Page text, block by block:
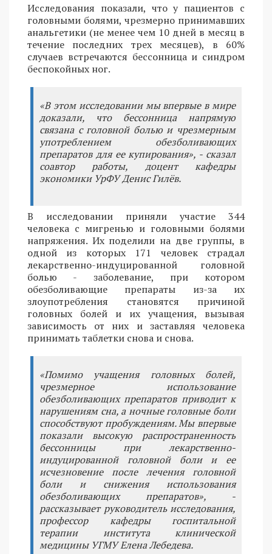
Исследования показали, что у пациентов с
головными болями, чрезмерно принимавших
анальгетики (не менее чем 10 дней в месяц в
течение последних трех месяцев), в 60%
случаев встречаются бессонница и синдром
беспокойных ног.
«В этом исследовании мы впервые в мире
доказали, что бессонница напрямую
связана с головной болью и чрезмерным
употреблением обезболивающих
препаратов для ее купирования», - сказал
соавтор работы, доцент кафедры
экономики УрФУ Денис Гилёв.
В исследовании приняли участие 344
человека с мигренью и головными болями
напряжения. Их поделили на две группы, в
одной из которых 171 человек страдал
лекарственно-индуцированной головной
болью - заболевание, при котором
обезболивающие препараты из-за их
злоупотребления становятся причиной
головных болей и их учащения, вызывая
зависимость от них и заставляя человека
принимать таблетки снова и снова.
«Помимо учащения головных болей,
чрезмерное использование
обезболивающих препаратов приводит к
нарушениям сна, а ночные головные боли
способствуют пробуждениям. Мы впервые
показали высокую распространенность
бессонницы при лекарственно-
индуцированной головной боли и ее
исчезновение после лечения головной
боли и снижения использования
обезболивающих препаратов», -
рассказывает руководитель исследования,
профессор кафедры госпитальной
терапии института клинической
медицины УГМУ Елена Лебедева.